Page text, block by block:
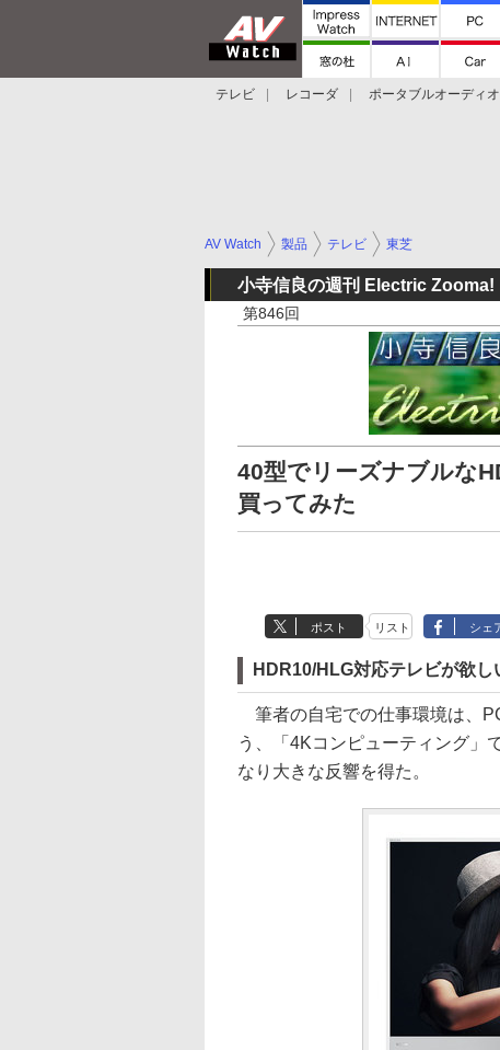
テレビ レコーダ ポータブルオーディオ
AV Watch 製品 テレビ 東芝
小寺信良の週刊 Electric Zooma!
第846回
40型でリーズナブルな
買ってみた
ポスト リスト シェ
HDR10/HLG対応テレビが欲し
筆者の自宅での仕事環境は、
う、「4Kコンピューティング」
なり大きな反響を得た。